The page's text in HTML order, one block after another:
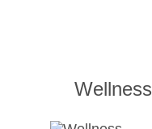
Wellness